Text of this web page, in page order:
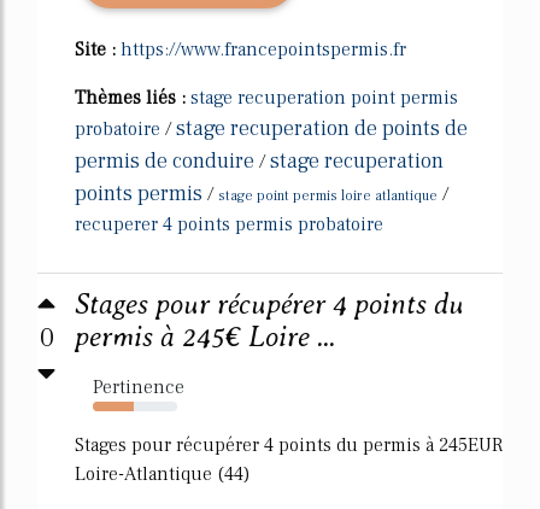
Site : https://www.francepointspermis.fr
Thèmes liés : stage recuperation point permis
probatoire /stage recuperation de points de
permis de conduire /stage recuperation
points permis / stage point permis loire atlantique /
recuperer 4 points permis probatoire
0
Stages pour récupérer 4 points du
permis à 245€ Loire ...
Pertinence
48%
Stages pour récupérer 4 points du permis à 245EUR
Loire-Atlantique (44)